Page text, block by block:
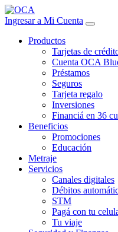
Ingresar a Mi Cuenta
Productos
Tarjetas de
Cuenta OCA
Préstamos
Seguros
Tarjeta regalo
Inversiones
Financiá en 36
Beneficios
Promociones
Educación
Metraje
Servicios
Canales digitales
Débitos
STM
Pagá con tu
Tu viaje